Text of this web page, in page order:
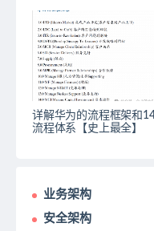
详解华为的流程框架和
流程体系【史上最全】
业务架构
安全架构